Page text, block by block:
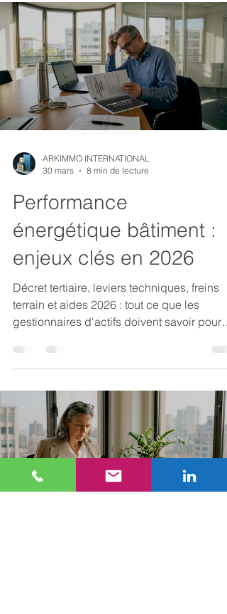
ARKIMMO INTERNATIONAL
30 mars
8 min de lecture
Performance
énergétique bâtiment :
enjeux clés en 2026
Décret tertiaire, leviers techniques, freins
terrain et aides 2026 : tout ce que les
gestionnaires d'actifs doivent savoir pour
leur parc tertiaire.